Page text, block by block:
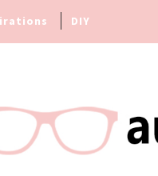
DIY